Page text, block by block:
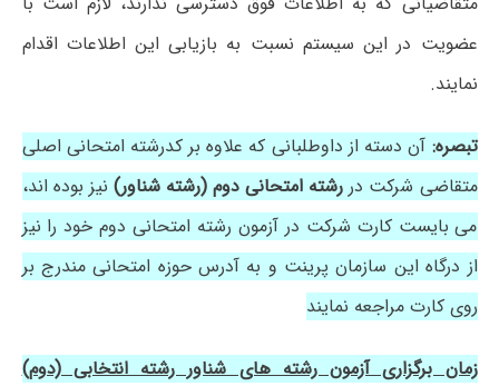
عضویت در این سیستم نسبت به بازیابی این اطلاعات اقدام
نمایند.
تبصره: آن دسته از داوطلبانی که علاوه بر کدرشته امتحانی اصلی
متقاضی شرکت در رشته امتحانی دوم (رشته شناور) نیز بوده اند،
می بایست کارت شرکت در آزمون رشته امتحانی دوم خود را نیز
از درگاه این سازمان پرینت و به آدرس حوزه امتحانی مندرج بر
روی کارت مراجعه نمایند
زمان برگزاری آزمون رشته های شناور رشته انتخابی (دوم)